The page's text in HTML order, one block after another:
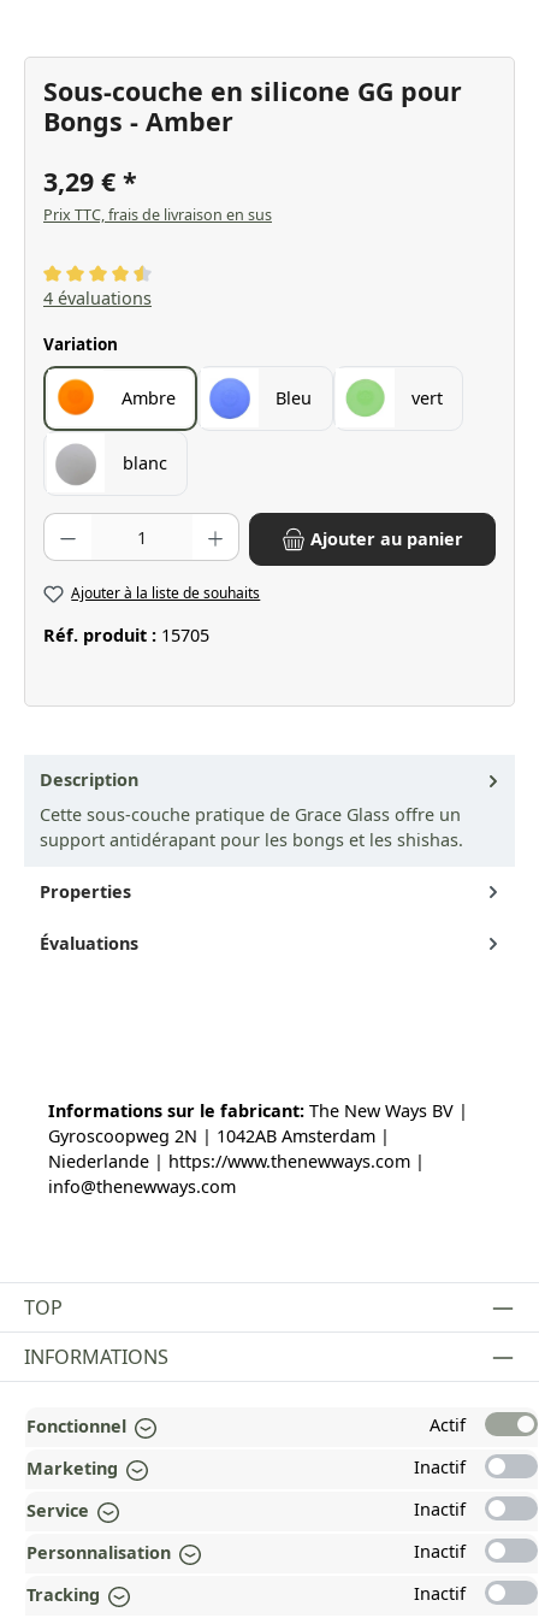
Sous-couche en silicone GG pour
Bongs - Amber
3,29 €
Prix TTC, frais de livraison en sus
Note moyenne de 4.5 sur 5 étoiles
4 évaluations
Sélectionnez
Variation
Ambre Bleu vert
blanc
Quantité de produit : Entrez la quantité souhaitée ou utilisez les
Ajouter au panier
Ajouter à la liste de souhaits
Réf. produit : 15705
Description
Cette sous-couche pratique de Grace Glass offre un
support antidérapant pour les bongs et les shishas.
Properties
Évaluations
Informations sur le fabricant: The New Ways BV |
Gyroscoopweg 2N | 1042AB Amsterdam |
Niederlande | https://www.thenewways.com |
info@thenewways.com
TOP
INFORMATIONS
PAYMENT AND SHIPPING METHODS
RÉCOMPENSÉ ET CERTIFIÉ !
POURQUOI HEAD&NATURE ?
OUR COMMUNITIES
Fonctionnel
Actif
Marketing
Inactif
Service
Inactif
Personnalisation
Inactif
Tracking
Inactif